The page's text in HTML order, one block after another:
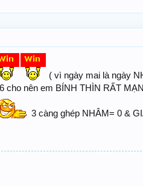
( vì ngày mai là ngày
cho nên em BÍNH THÌN RẤT
3 càng ghép NHÂM= 0 &